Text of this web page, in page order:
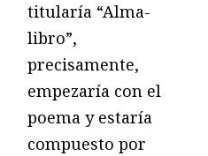
titularía “Alma-
libro”,
precisamente,
empezaría con el
poema y estaría
compuesto por